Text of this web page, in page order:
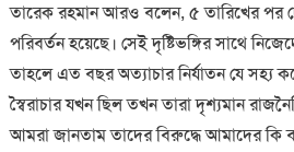
তারেক রহমান আরও বলেন, ৫ তারিখের পর
পরিবর্তন হয়েছে। সেই দৃষ্টিভঙ্গির সাথে
তাহলে এত বছর অত্যাচার নির্যাতন যে সহ্য
স্বৈরাচার যখন ছিল তখন তারা দৃশ্যমান
আমরা জানতাম তাদের বিরুদ্ধে আমাদের কি